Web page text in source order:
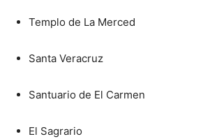
Templo de La Merced
Santa Veracruz
Santuario de El Carmen
El Sagrario